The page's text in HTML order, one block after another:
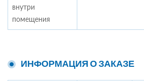
внутри
помещения
ИНФОРМАЦИЯ О ЗАКАЗЕ